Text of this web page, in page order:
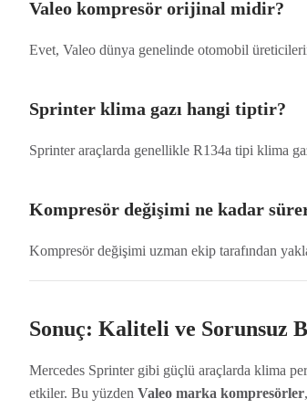
Valeo kompresör orijinal midir?
Evet, Valeo dünya genelinde otomobil
Sprinter klima gazı hangi tiptir?
Sprinter araçlarda genellikle R134a tipi klima
Kompresör değişimi ne kadar
Kompresör değişimi uzman ekip tarafından
Sonuç: Kaliteli ve Sorunsuz
Mercedes Sprinter gibi güçlü araçlarda klima
etkiler. Bu yüzden Valeo marka kompresörler